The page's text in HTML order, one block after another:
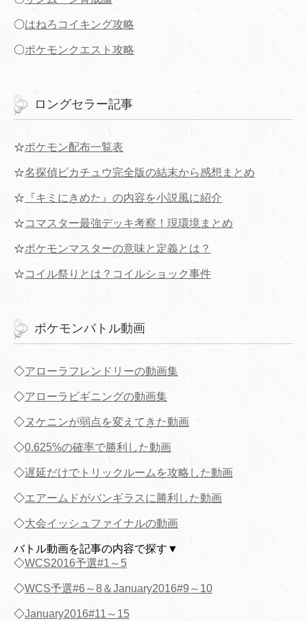
〇はねろコイキング攻略
〇ポケモンクエスト攻略
ロングセラー記事
☆ポケモン配布一覧表
☆名探偵ピカチュウ完全版の結末から感想まとめ
☆ 『キミにきめた』の内容を小説風に紹介
☆コマスター最強デッキ考察！現環境まとめ
☆ポケモンマスターの意味と定義とは？
☆コイル祭りとは？コイルショック事件
ポケモンバトル動画
◇アローラフレンドリーの動画集
◇アローラビギニングの動画集
◇ヌケニンが弱点を変えてきた動画
◇0.625%の確率で勝利した動画
◇遅延だけでトリックルームを攻略した動画
◇エアームドがバンギラスに勝利した動画
◇大会イッシュファイナルの動画
バトル動画を記事の内容で探す▼
◇WCS2016予選#1～5
◇WCS予選#6～8＆January2016#9～10
◇January2016#11～15